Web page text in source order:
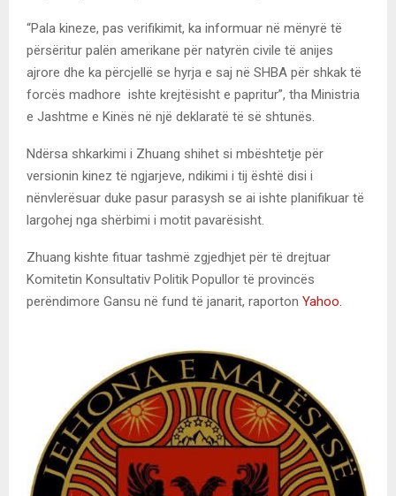
“Pala kineze, pas verifikimit, ka informuar në mënyrë të
përsëritur palën amerikane për natyrën civile të anijes
ajrore dhe ka përcjellë se hyrja e saj në SHBA për shkak të
forcës madhore ishte krejtësisht e papritur”, tha Ministria
e Jashtme e Kinës në një deklaratë të së shtunës.
Ndërsa shkarkimi i Zhuang shihet si mbështetje për
versionin kinez të ngjarjeve, ndikimi i tij është disi i
nënvlerësuar duke pasur parasysh se ai ishte planifikuar të
largohej nga shërbimi i motit pavarësisht.
Zhuang kishte fituar tashmë zgjedhjet për të drejtuar
Komitetin Konsultativ Politik Popullor të provincës
perëndimore Gansu në fund të janarit, raporton Yahoo.